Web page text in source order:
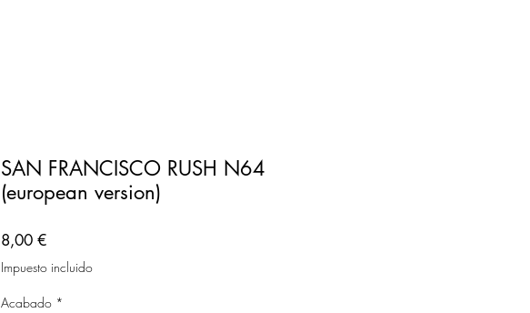
SAN FRANCISCO RUSH N64
(european version)
8,00 €Precio
Impuesto incluido
Acabado *